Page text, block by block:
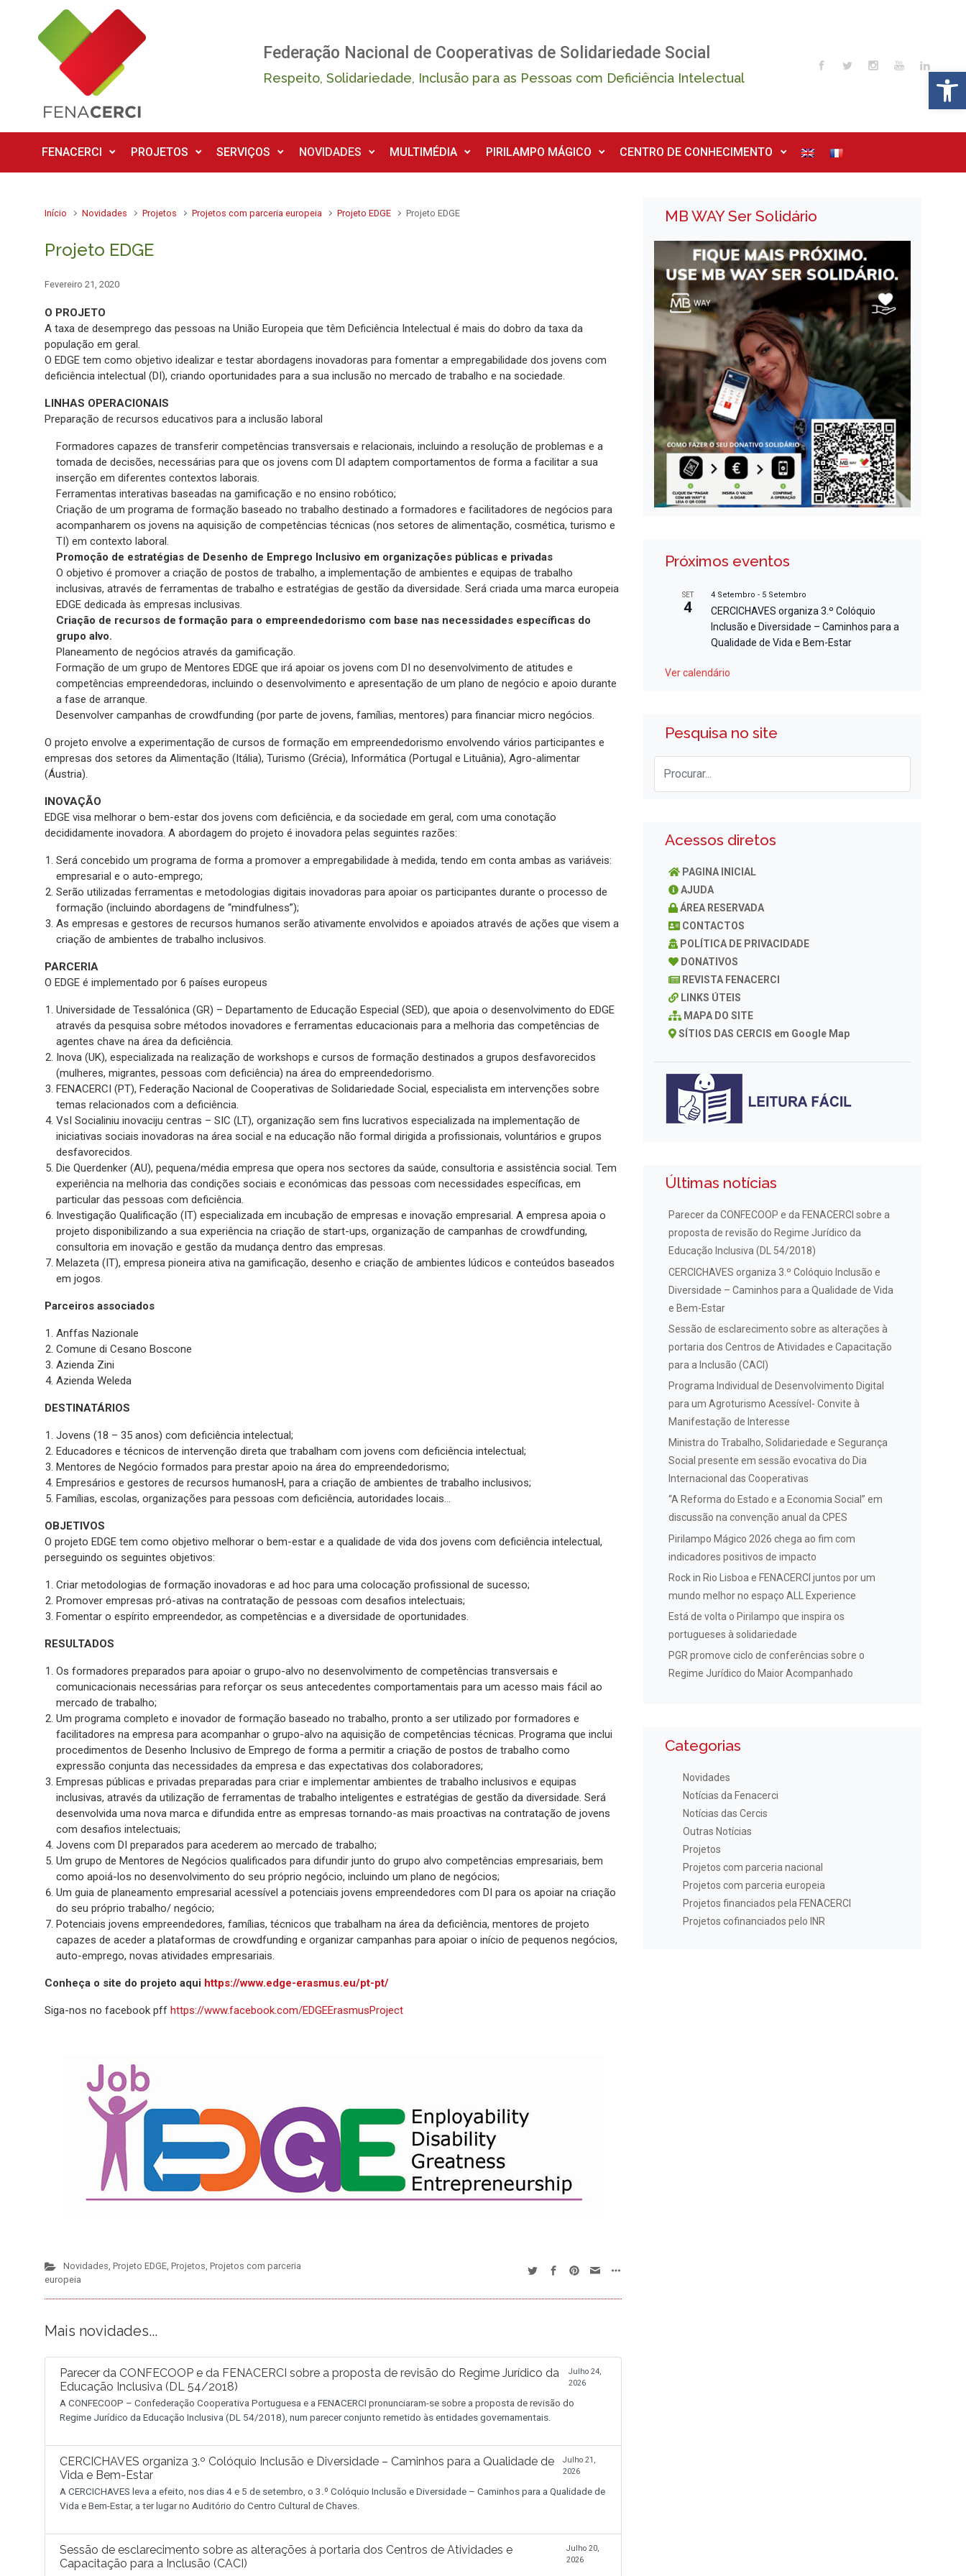
Skip to main content
Federação Nacional de Cooperativas de Solidariedade Social
Respeito, Solidariedade, Inclusão para as Pessoas com Deficiência Intelectual
FENACERCI PROJETOS SERVIÇOS NOVIDADES MULTIMÉDIA PIRILAMPO MÁGICO CENTRO DE CONHECIMENTO
Início Novidades Projetos Projetos com parceria europeia Projeto EDGE Projeto EDGE
Projeto EDGE
Fevereiro 21, 2020
O PROJETO
A taxa de desemprego das pessoas na União Europeia que têm Deficiência Intelectual é mais do dobro da taxa da
população em geral.
O EDGE tem como objetivo idealizar e testar abordagens inovadoras para fomentar a empregabilidade dos jovens com
deficiência intelectual (DI), criando oportunidades para a sua inclusão no mercado de trabalho e na sociedade.
LINHAS OPERACIONAIS
Preparação de recursos educativos para a inclusão laboral
Formadores capazes de transferir competências transversais e relacionais, incluindo a resolução de problemas e a
tomada de decisões, necessárias para que os jovens com DI adaptem comportamentos de forma a facilitar a sua
inserção em diferentes contextos laborais.
Ferramentas interativas baseadas na gamificação e no ensino robótico;
Criação de um programa de formação baseado no trabalho destinado a formadores e facilitadores de negócios para
acompanharem os jovens na aquisição de competências técnicas (nos setores de alimentação, cosmética, turismo e
TI) em contexto laboral.
Promoção de estratégias de Desenho de Emprego Inclusivo em organizações públicas e privadas
O objetivo é promover a criação de postos de trabalho, a implementação de ambientes e equipas de trabalho
inclusivas, através de ferramentas de trabalho e estratégias de gestão da diversidade. Será criada uma marca europeia
EDGE dedicada às empresas inclusivas.
Criação de recursos de formação para o empreendedorismo com base nas necessidades específicas do
grupo alvo.
Planeamento de negócios através da gamificação.
Formação de um grupo de Mentores EDGE que irá apoiar os jovens com DI no desenvolvimento de atitudes e
competências empreendedoras, incluindo o desenvolvimento e apresentação de um plano de negócio e apoio durante
a fase de arranque.
Desenvolver campanhas de crowdfunding (por parte de jovens, famílias, mentores) para financiar micro negócios.
O projeto envolve a experimentação de cursos de formação em empreendedorismo envolvendo vários participantes e
empresas dos setores da Alimentação (Itália), Turismo (Grécia), Informática (Portugal e Lituânia), Agro-alimentar
(Áustria).
INOVAÇÃO
EDGE visa melhorar o bem-estar dos jovens com deficiência, e da sociedade em geral, com uma conotação
decididamente inovadora. A abordagem do projeto é inovadora pelas seguintes razões:
Será concebido um programa de forma a promover a empregabilidade à medida, tendo em conta ambas as variáveis:
empresarial e o auto-emprego;
Serão utilizadas ferramentas e metodologias digitais inovadoras para apoiar os participantes durante o processo de
formação (incluindo abordagens de “mindfulness”);
As empresas e gestores de recursos humanos serão ativamente envolvidos e apoiados através de ações que visem a
criação de ambientes de trabalho inclusivos.
PARCERIA
O EDGE é implementado por 6 países europeus
Universidade de Tessalónica (GR) – Departamento de Educação Especial (SED), que apoia o desenvolvimento do EDGE
através da pesquisa sobre métodos inovadores e ferramentas educacionais para a melhoria das competências de
agentes chave na área da deficiência.
Inova (UK), especializada na realização de workshops e cursos de formação destinados a grupos desfavorecidos
(mulheres, migrantes, pessoas com deficiência) na área do empreendedorismo.
FENACERCI (PT), Federação Nacional de Cooperativas de Solidariedade Social, especialista em intervenções sobre
temas relacionados com a deficiência.
VsI Socialiniu inovaciju centras – SIC (LT), organização sem fins lucrativos especializada na implementação de
iniciativas sociais inovadoras na área social e na educação não formal dirigida a profissionais, voluntários e grupos
desfavorecidos.
Die Querdenker (AU), pequena/média empresa que opera nos sectores da saúde, consultoria e assistência social. Tem
experiência na melhoria das condições sociais e económicas das pessoas com necessidades específicas, em
particular das pessoas com deficiência.
Investigação Qualificação (IT) especializada em incubação de empresas e inovação empresarial. A empresa apoia o
projeto disponibilizando a sua experiência na criação de start-ups, organização de campanhas de crowdfunding,
consultoria em inovação e gestão da mudança dentro das empresas.
Melazeta (IT), empresa pioneira ativa na gamificação, desenho e criação de ambientes lúdicos e conteúdos baseados
em jogos.
Parceiros associados
Anffas Nazionale
Comune di Cesano Boscone
Azienda Zini
Azienda Weleda
DESTINATÁRIOS
Jovens (18 – 35 anos) com deficiência intelectual;
Educadores e técnicos de intervenção direta que trabalham com jovens com deficiência intelectual;
Mentores de Negócio formados para prestar apoio na área do empreendedorismo;
Empresários e gestores de recursos humanosH, para a criação de ambientes de trabalho inclusivos;
Famílias, escolas, organizações para pessoas com deficiência, autoridades locais…
OBJETIVOS
O projeto EDGE tem como objetivo melhorar o bem-estar e a qualidade de vida dos jovens com deficiência intelectual,
perseguindo os seguintes objetivos:
Criar metodologias de formação inovadoras e ad hoc para uma colocação profissional de sucesso;
Promover empresas pró-ativas na contratação de pessoas com desafios intelectuais;
Fomentar o espírito empreendedor, as competências e a diversidade de oportunidades.
RESULTADOS
Os formadores preparados para apoiar o grupo-alvo no desenvolvimento de competências transversais e
comunicacionais necessárias para reforçar os seus antecedentes comportamentais para um acesso mais fácil ao
mercado de trabalho;
Um programa completo e inovador de formação baseado no trabalho, pronto a ser utilizado por formadores e
facilitadores na empresa para acompanhar o grupo-alvo na aquisição de competências técnicas. Programa que inclui
procedimentos de Desenho Inclusivo de Emprego de forma a permitir a criação de postos de trabalho como
expressão conjunta das necessidades da empresa e das expectativas dos colaboradores;
Empresas públicas e privadas preparadas para criar e implementar ambientes de trabalho inclusivos e equipas
inclusivas, através da utilização de ferramentas de trabalho inteligentes e estratégias de gestão da diversidade. Será
desenvolvida uma nova marca e difundida entre as empresas tornando-as mais proactivas na contratação de jovens
com desafios intelectuais;
Jovens com DI preparados para acederem ao mercado de trabalho;
Um grupo de Mentores de Negócios qualificados para difundir junto do grupo alvo competências empresariais, bem
como apoiá-los no desenvolvimento do seu próprio negócio, incluindo um plano de negócios;
Um guia de planeamento empresarial acessível a potenciais jovens empreendedores com DI para os apoiar na criação
do seu próprio trabalho/ negócio;
Potenciais jovens empreendedores, famílias, técnicos que trabalham na área da deficiência, mentores de projeto
capazes de aceder a plataformas de crowdfunding e organizar campanhas para apoiar o início de pequenos negócios,
auto-emprego, novas atividades empresariais.
Conheça o site do projeto aqui https://www.edge-erasmus.eu/pt-pt/
Siga-nos no facebook pff https://www.facebook.com/EDGEErasmusProject
Novidades, Projeto EDGE, Projetos, Projetos com parceria
europeia
Mais novidades...
Parecer da CONFECOOP e da FENACERCI sobre a proposta de revisão do Regime Jurídico da
Educação Inclusiva (DL 54/2018)
Julho 24,
2026
A CONFECOOP – Confederação Cooperativa Portuguesa e a FENACERCI pronunciaram-se sobre a proposta de revisão do
Regime Jurídico da Educação Inclusiva (DL 54/2018), num parecer conjunto remetido às entidades governamentais.
CERCICHAVES organiza 3.º Colóquio Inclusão e Diversidade – Caminhos para a Qualidade de
Vida e Bem-Estar
Julho 21,
2026
A CERCICHAVES leva a efeito, nos dias 4 e 5 de setembro, o 3.º Colóquio Inclusão e Diversidade – Caminhos para a Qualidade de
Vida e Bem-Estar, a ter lugar no Auditório do Centro Cultural de Chaves.
Sessão de esclarecimento sobre as alterações à portaria dos Centros de Atividades e
Capacitação para a Inclusão (CACI)
Julho 20,
2026
MB WAY Ser Solidário
Próximos eventos
SET
4
4 Setembro - 5 Setembro
CERCICHAVES organiza 3.º Colóquio
Inclusão e Diversidade – Caminhos para a
Qualidade de Vida e Bem-Estar
Ver calendário
Pesquisa no site
Acessos diretos
PAGINA INICIAL
AJUDA
ÁREA RESERVADA
CONTACTOS
POLÍTICA DE PRIVACIDADE
DONATIVOS
REVISTA FENACERCI
LINKS ÚTEIS
MAPA DO SITE
SÍTIOS DAS CERCIS em Google Map
Últimas notícias
Parecer da CONFECOOP e da FENACERCI sobre a
proposta de revisão do Regime Jurídico da
Educação Inclusiva (DL 54/2018)
CERCICHAVES organiza 3.º Colóquio Inclusão e
Diversidade – Caminhos para a Qualidade de Vida
e Bem-Estar
Sessão de esclarecimento sobre as alterações à
portaria dos Centros de Atividades e Capacitação
para a Inclusão (CACI)
Programa Individual de Desenvolvimento Digital
para um Agroturismo Acessível- Convite à
Manifestação de Interesse
Ministra do Trabalho, Solidariedade e Segurança
Social presente em sessão evocativa do Dia
Internacional das Cooperativas
“A Reforma do Estado e a Economia Social” em
discussão na convenção anual da CPES
Pirilampo Mágico 2026 chega ao fim com
indicadores positivos de impacto
Rock in Rio Lisboa e FENACERCI juntos por um
mundo melhor no espaço ALL Experience
Está de volta o Pirilampo que inspira os
portugueses à solidariedade
PGR promove ciclo de conferências sobre o
Regime Jurídico do Maior Acompanhado
Categorias
Novidades
Notícias da Fenacerci
Notícias das Cercis
Outras Notícias
Projetos
Projetos com parceria nacional
Projetos com parceria europeia
Projetos financiados pela FENACERCI
Projetos cofinanciados pelo INR